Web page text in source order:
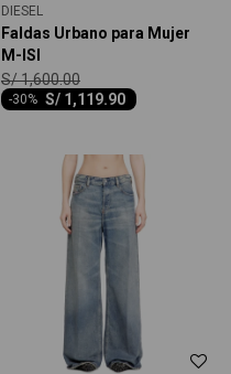
DIESEL
Faldas Urbano para Mujer
M-ISI
S/ 1,119.90
-30
S/1,600.00